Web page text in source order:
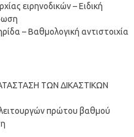
ειρηνοδικών – Ειδική
– Βαθμολογική αντιστοιχία
ΤΩΝ ΔΙΚΑΣΤΙΚΩΝ
πρώτου βαθμού